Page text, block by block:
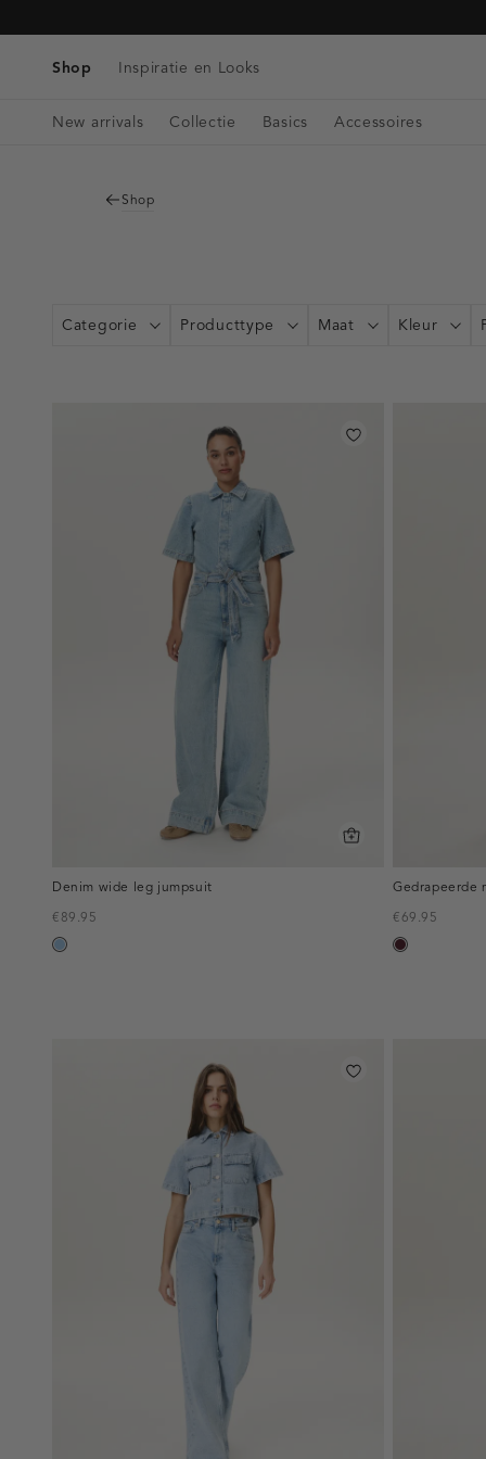
direct naar
hoofdinhoud
Shop Inspiratie en Looks
New arrivals Collectie
Singlets
Denim
Basics Accessoires
Riemen
Bag charms
Shop
Categorie Producttype Maat Kleur
Denim wide leg jumpsuit
€89.95
blauw,
Gedrapeerde
€69.95
pruim,